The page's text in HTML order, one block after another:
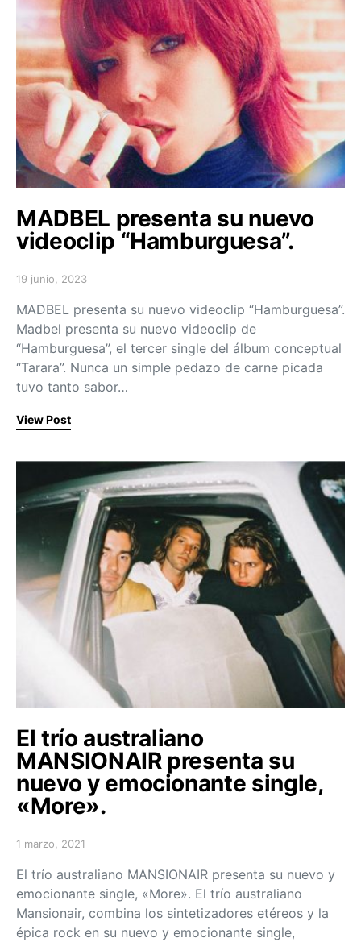
MADBEL presenta su nuevo
videoclip “Hamburguesa”.
Posted on
19 junio, 2023
MADBEL presenta su nuevo videoclip “Hamburguesa”.
Madbel presenta su nuevo videoclip de
“Hamburguesa”, el tercer single del álbum conceptual
“Tarara”. Nunca un simple pedazo de carne picada
tuvo tanto sabor…
View Post
El trío australiano
MANSIONAIR presenta su
nuevo y emocionante single,
«More».
Posted on
1 marzo, 2021
El trío australiano MANSIONAIR presenta su nuevo y
emocionante single, «More». El trío australiano
Mansionair, combina los sintetizadores etéreos y la
épica rock en su nuevo y emocionante single,